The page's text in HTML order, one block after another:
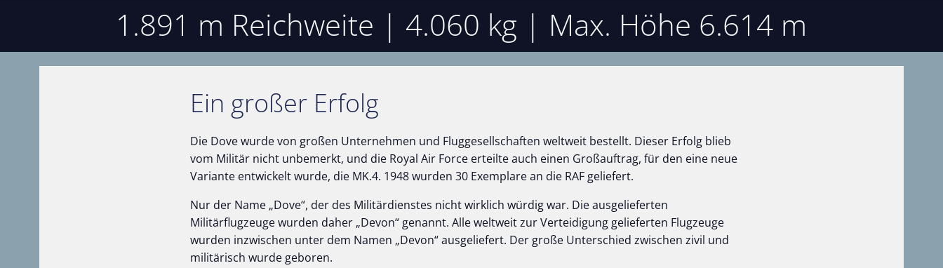
1.891 m Reichweite | 4.060 kg | Max. Höhe 6.614 m
Ein großer Erfolg
Die Dove wurde von großen Unternehmen und Fluggesellschaften weltweit bestellt. Dieser Erfolg blieb
vom Militär nicht unbemerkt, und die Royal Air Force erteilte auch einen Großauftrag, für den eine neue
Variante entwickelt wurde, die MK.4. 1948 wurden 30 Exemplare an die RAF geliefert.
Nur der Name „Dove“, der des Militärdienstes nicht wirklich würdig war. Die ausgelieferten
Militärflugzeuge wurden daher „Devon“ genannt. Alle weltweit zur Verteidigung gelieferten Flugzeuge
wurden inzwischen unter dem Namen „Devon“ ausgeliefert. Der große Unterschied zwischen zivil und
militärisch wurde geboren.